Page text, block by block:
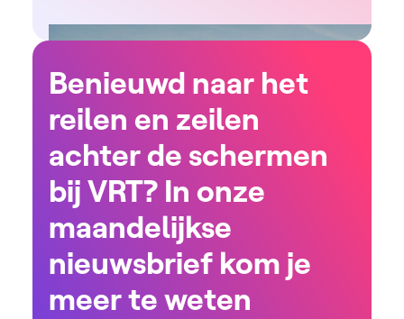
Benieuwd naar het
reilen en zeilen
achter de schermen
bij VRT? In onze
maandelijkse
nieuwsbrief kom je
meer te weten